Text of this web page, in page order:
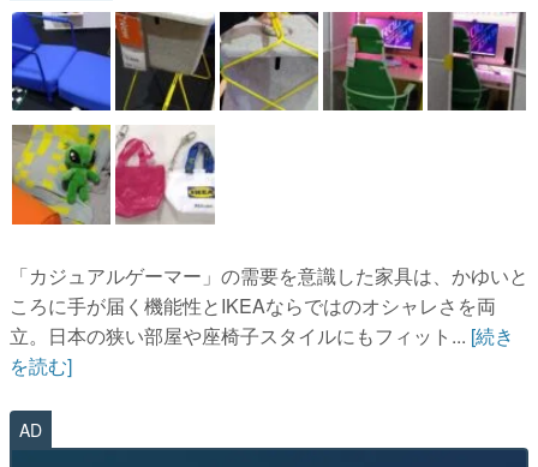
女性向け
アプリレビュー
その他
電ファミニコゲーマーとは？
運営：株式会社マレ
「カジュアルゲーマー」の需要を意識した家具は、かゆいと
ころに手が届く機能性とIKEAならではのオシャレさを両
立。日本の狭い部屋や座椅子スタイルにもフィット... [続き
を読む]
AD